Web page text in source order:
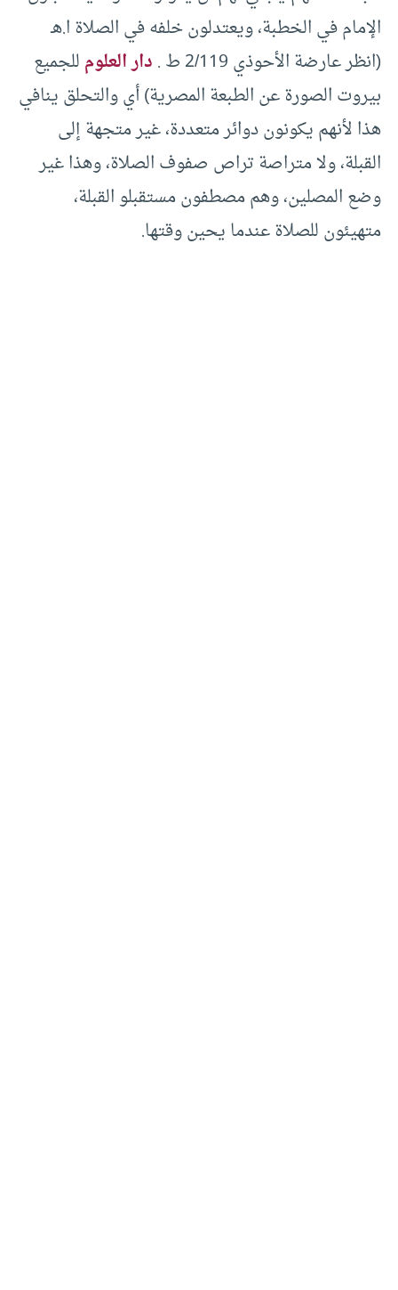
الإمام في الخطبة، ويعتدلون خلفه في الصلاة ا.هـ
(انظر عارضة الأحوذي 2/119 ط .
دار العلومللجميع
بيروت الصورة عن الطبعة المصرية) أي والتحلق ينافي
هذا لأنهم يكونون دوائر متعددة، غير متجهة إلى
القبلة، ولا متراصة تراص صفوف الصلاة، وهذا غير
وضع المصلين، وهم مصطفون مستقبلو القبلة،
متهيئون للصلاة عندما يحين وقتها.